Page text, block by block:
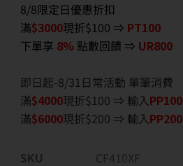
8/8限定日優惠折扣
滿$3000現折$100 ⇒ PT100
下單享 8% 點數回饋 ⇒ UR800
即日起-8/31日常活動 單筆消費
滿$4000現折$100 ⇒ 輸入PP100
滿$6000現折$200 ⇒ 輸入PP200
SKU
CF410XF